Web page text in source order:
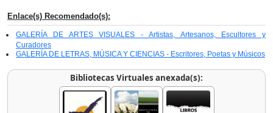
Enlace(s) Recomendado(s):
GALERÍA DE ARTES VISUALES - Artistas, Artesanos, Escultores y
Curadores
GALERÍA DE LETRAS, MÚSICA Y CIENCIAS - Escritores, Poetas y Músicos
Bibliotecas Virtuales anexada(s):